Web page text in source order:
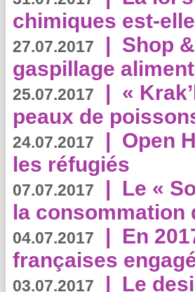
chimiques est-
27.07.2017 | Shop
gaspillage
25.07.2017 | «
peaux de
24.07.2017 | Open
les réfugiés
07.07.2017 | Le «
la consommation
04.07.2017 | En
françaises
03.07.2017 | Le